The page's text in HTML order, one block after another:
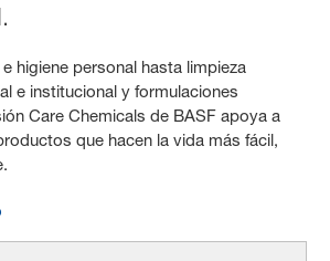
higiene personal hasta limpieza
e institucional y formulaciones
Care Chemicals de BASF apoya a
que hacen la vida más fácil,